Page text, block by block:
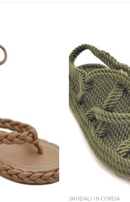
SANDALI IN CORDA